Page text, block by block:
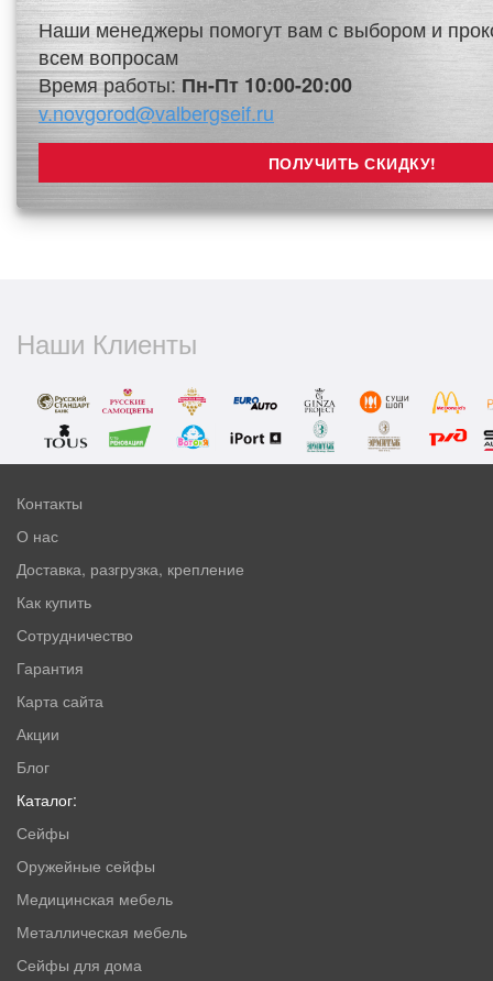
Наши менеджеры помогут вам с выбором и
всем вопросам
Время работы: Пн-Пт 10:00-20:00
v.novgorod@valbergseif.ru
Наши Клиенты
Контакты
О нас
Доставка, разгрузка, крепление
Как купить
Сотрудничество
Гарантия
Карта сайта
Акции
Блог
Каталог:
Сейфы
Оружейные сейфы
Медицинская мебель
Металлическая мебель
Сейфы для дома